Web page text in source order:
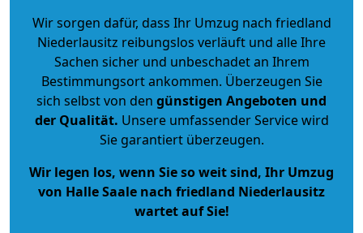
Wir sorgen dafür, dass Ihr Umzug nach friedland
Niederlausitz reibungslos verläuft und alle Ihre
Sachen sicher und unbeschadet an Ihrem
Bestimmungsort ankommen. Überzeugen Sie
sich selbst von den günstigen Angeboten und
der Qualität. Unsere umfassender Service wird
Sie garantiert überzeugen.
Wir legen los, wenn Sie so weit sind, Ihr Umzug
von Halle Saale nach friedland Niederlausitz
wartet auf Sie!